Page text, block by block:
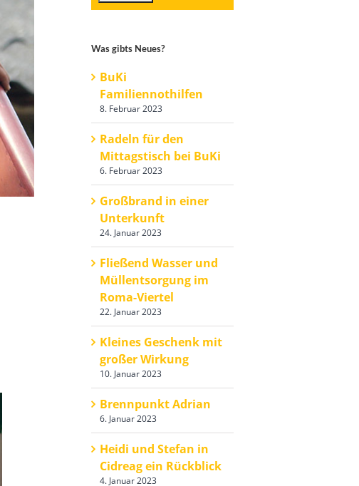
Was gibts Neues?
BuKi
Familiennothilfen
8. Februar 2023
Radeln für den
Mittagstisch bei BuKi
6. Februar 2023
Großbrand in einer
Unterkunft
24. Januar 2023
Fließend Wasser und
Müllentsorgung im
Roma-Viertel
22. Januar 2023
Kleines Geschenk mit
großer Wirkung
10. Januar 2023
Brennpunkt Adrian
6. Januar 2023
Heidi und Stefan in
Cidreag ein Rückblick
4. Januar 2023